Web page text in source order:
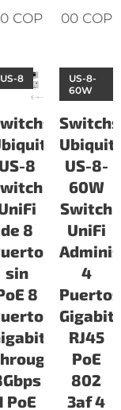
COP
00COP
US-8
de 8
sin
8
PoE
US-8
Switchs
Ubiquiti
US-8-
60W
Switch
UniFi
4
Puertos
Gigabit
RJ45
PoE
802
3af 4
US-8-
60W